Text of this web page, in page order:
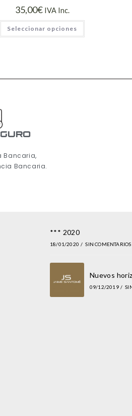
35,00€ IVA Inc.
Seleccionar opciones
Bancaria,
Bancaria.
*** 2020
18/01/2020 / SIN COMENTARIOS
Nuevos
09/12/2019 /